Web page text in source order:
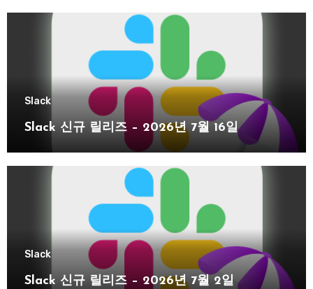
Slack
Slack 신규 릴리즈 – 2026년 7월 16일
Slack
Slack 신규 릴리즈 – 2026년 7월 2일